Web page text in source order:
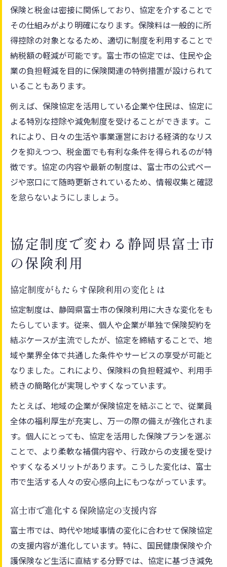
保険と税金は密接に関係しており、協定を介することで
その仕組みがより明確になります。保険料は一般的に所
得控除の対象となるため、適切に制度を利用することで
納税額の軽減が可能です。富士市の協定では、住民や企
業の負担軽減を目的に保険関連の特例措置が設けられて
いることもあります。
例えば、保険協定を活用している企業や住民は、協定に
よる特別な控除や減免制度を受けることができます。こ
れにより、日々の生活や事業運営における経済的なリス
クを抑えつつ、税金面でも有利な条件を得られるのが特
徴です。協定の内容や最新の制度は、富士市の公式ペー
ジや窓口にて随時更新されているため、情報収集と確認
を怠らないようにしましょう。
協定制度で変わる静岡県富士市
の保険利用
協定制度がもたらす保険利用の変化とは
協定制度は、静岡県富士市の保険利用に大きな変化をも
たらしています。従来、個人や企業が単独で保険契約を
結ぶケースが主流でしたが、協定を締結することで、地
域や業界全体で共通した条件やサービスの享受が可能と
なりました。これにより、保険料の負担軽減や、利用手
続きの簡略化が実現しやすくなっています。
たとえば、地域の企業が保険協定を結ぶことで、従業員
全体の福利厚生が充実し、万一の際の備えが強化されま
す。個人にとっても、協定を活用した保険プランを選ぶ
ことで、より柔軟な補償内容や、行政からの支援を受け
やすくなるメリットがあります。こうした変化は、富士
市で生活する人々の安心感向上にもつながっています。
富士市で進化する保険協定の支援内容
富士市では、時代や地域事情の変化に合わせて保険協定
の支援内容が進化しています。特に、国民健康保険や介
護保険など生活に直結する分野では、協定に基づき減免